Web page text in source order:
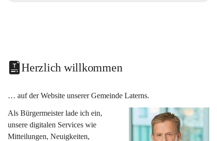
Herzlich willkommen
… auf der Website unserer Gemeinde Laterns.
Als Bürgermeister lade ich ein,
unsere digitalen Services wie
Mitteilungen, Neuigkeiten,